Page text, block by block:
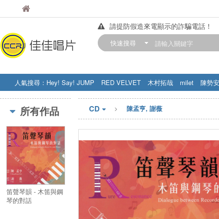
佳佳唱片
請提防假造來電顯示的詐騙電話！
【中華門市營業時間調整公告】
快速搜尋
人氣搜尋： Hey! Say! JUMP RED VELVET 木村拓哉 milet
陳勢安
STRAY KIDS
盧廣仲 周杰伦
所有作品
笛聲琴韻 - 木笛與鋼
琴的對話
CD 陳孟亨, 謝薇